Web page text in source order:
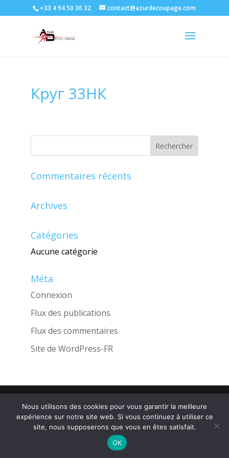
+33 4 94 50 36 32 contact@azurdecoupage.com
Круг 33НК
Commentaires récents
Archives
Catégories
Aucune catégorie
Méta
Connexion
Flux des publications
Flux des commentaires
Site de WordPress-FR
Nous utilisons des cookies pour vous garantir la meilleure
expérience sur notre site web. Si vous continuez à utiliser ce
site, nous supposerons que vous en êtes satisfait.
OK